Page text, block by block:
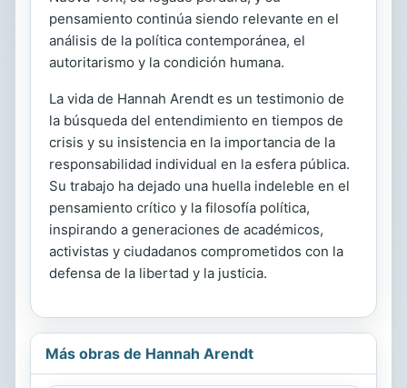
pensamiento continúa siendo relevante en el
análisis de la política contemporánea, el
autoritarismo y la condición humana.
La vida de Hannah Arendt es un testimonio de
la búsqueda del entendimiento en tiempos de
crisis y su insistencia en la importancia de la
responsabilidad individual en la esfera pública.
Su trabajo ha dejado una huella indeleble en el
pensamiento crítico y la filosofía política,
inspirando a generaciones de académicos,
activistas y ciudadanos comprometidos con la
defensa de la libertad y la justicia.
Más obras de Hannah Arendt